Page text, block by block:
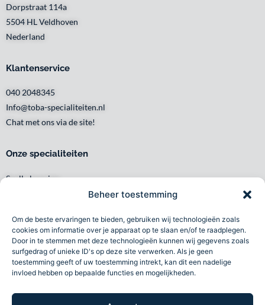
Beheer toestemming
Om de beste ervaringen te bieden, gebruiken wij technologieën zoals
cookies om informatie over je apparaat op te slaan en/of te raadplegen.
Door in te stemmen met deze technologieën kunnen wij gegevens zoals
surfgedrag of unieke ID's op deze site verwerken. Als je geen
toestemming geeft of uw toestemming intrekt, kan dit een nadelige
invloed hebben op bepaalde functies en mogelijkheden.
Dorpstraat 114a
5504 HL Veldhoven
Nederland
Klantenservice
040 2048345
Info@toba-specialiteiten.nl
Chat met ons via de site!
Onze specialiteiten
Snelle levering
Waar en wanneer u het wilt
Persoonlijk en lokaal
Duurzaam
Betrouwbaar